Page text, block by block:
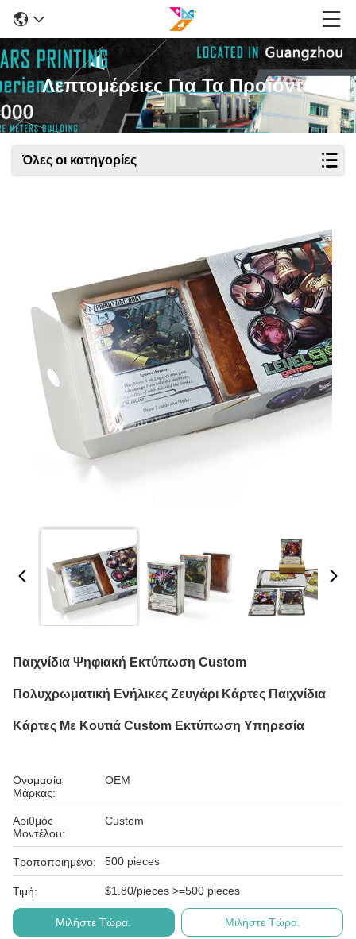
Λεπτομέρειες Για Τα Προϊόντα
Όλες οι κατηγορίες
Παιχνίδια Ψηφιακή Εκτύπωση Custom
Πολυχρωματική Ενήλικες Ζευγάρι Κάρτες Παιχνίδια
Κάρτες Με Κουτιά Custom Εκτύπωση Υπηρεσία
Ονομασία
Μάρκας:
OEM
Αριθμός
Μοντέλου:
Custom
Τροποποιημένο: 500 pieces
Τιμή: $1.80/pieces >=500 pieces
Μιλήστε Τώρα. Μιλήστε Τώρα.